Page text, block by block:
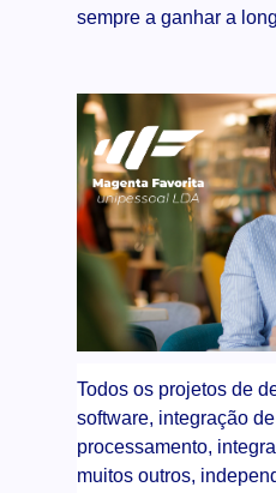
sempre a ganhar a
Todos os projetos de
software, integração de
processamento,
muitos outros,